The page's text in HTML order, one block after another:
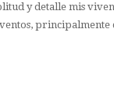
y detalle mis
principalmente